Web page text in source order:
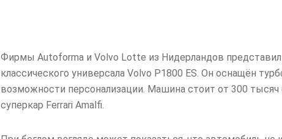
Фирмы Autoforma и Volvo Lotte из Нидерландов
классического универсала Volvo P1800 ES. Он оснащён
возможности персонализации. Машина стоит от 300
суперкар Ferrari Amalfi.